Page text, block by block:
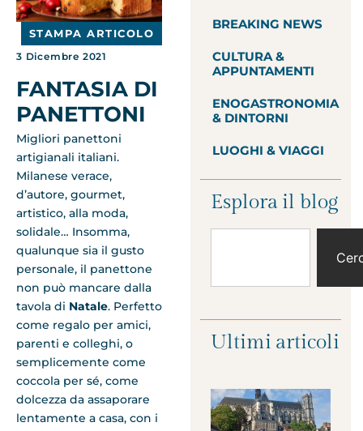
STAMPA ARTICOLO
3 Dicembre 2021
FANTASIA DI
PANETTONI
Migliori panettoni
artigianali italiani.
Milanese verace,
d’autore, gourmet,
artistico, alla moda,
solidale… Insomma,
qualunque sia il gusto
personale, il panettone
non può mancare dalla
tavola di Natale. Perfetto
come regalo per amici,
parenti e colleghi, o
semplicemente come
coccola per sé, come
dolcezza da assaporare
lentamente a casa, con i
BREAKING NEWS
CULTURA &
APPUNTAMENTI
ENOGASTRONOMIA
& DINTORNI
LUOGHI & VIAGGI
Esplora il blog
Ultimi articoli